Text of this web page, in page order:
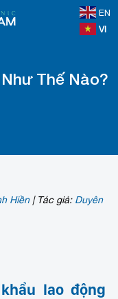
EN
VI
Thế Nào?
Hiền |Tác giả: Duyên
lao động